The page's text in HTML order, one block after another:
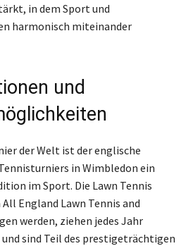
in dem Sport und
harmonisch miteinander
und
der Welt ist der englische
in Wimbledon ein
im Sport. Die Lawn Tennis
England Lawn Tennis and
werden, ziehen jedes Jahr
sind Teil des prestigeträchtigen